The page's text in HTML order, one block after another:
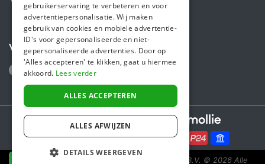
Volg ons
Secure payments powered by
Steunactie is een initiatief van Sponsor Europe B.V. © 2026 Alle
ENGLISH
gebruikerservaring te verbeteren en voor
advertentiepersonalisatie. Wij maken
gebruik van cookies en mobiele advertentie-
ID's voor gepersonaliseerde en niet-
gepersonaliseerde advertenties. Door op
'Alles accepteren' te klikken, gaat u hiermee
akkoord. Lees verder
ALLES ACCEPTEREN
ALLES AFWIJZEN
DETAILS WEERGEVEN